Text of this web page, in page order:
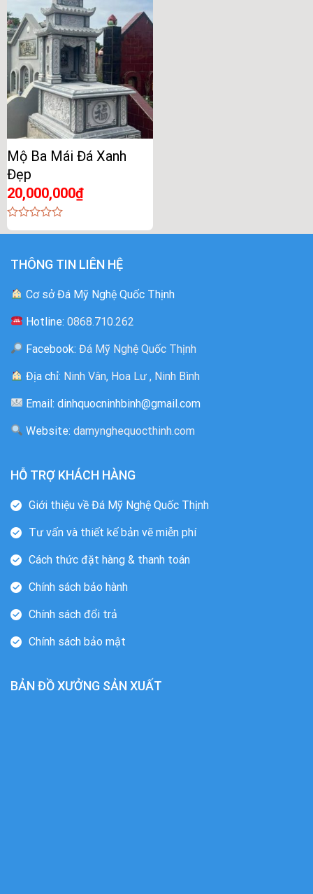
5
Mộ Ba Mái Đá Xanh
Đẹp
20,000,000₫
0
5THÔNG TIN LIÊN HỆ
Cơ sở Đá Mỹ Nghệ Quốc Thịnh
Hotline:0868.710.262
Facebook: Đá Mỹ Nghệ Quốc Thịnh
Địa chỉ: Ninh Vân, Hoa Lư , Ninh Bình
Email: dinhquocninhbinh@gmail.com
Website:damynghequocthinh.com
HỖ TRỢ KHÁCH HÀNG
Giới thiệu về Đá Mỹ Nghệ Quốc Thịnh
Tư vấn và thiết kế bản vẽ miễn phí
Cách thức đặt hàng & thanh toán
Chính sách bảo hành
Chính sách đổi trả
Chính sách bảo mật
BẢN ĐỒ XƯỞNG SẢN XUẤT